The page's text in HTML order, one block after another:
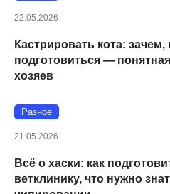
22.05.2026
Кастрировать кота: зачем,
подготовиться —
хозяев
Разное
21.05.2026
Всё о хаски: как
ветклинику, что нужно